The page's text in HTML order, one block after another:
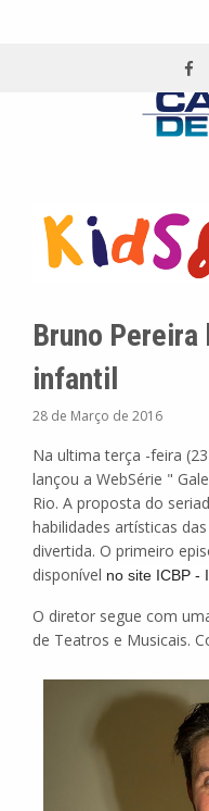
Bruno Pereira
infantil
28 de Março de 2016
Na ultima terça -feira
lançou a WebSérie "
Rio. A proposta do
habilidades artísticas
divertida. O primeiro
disponível no site ICBP -
O diretor segue com
de Teatros e Musicais.